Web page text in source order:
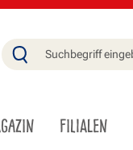
FILIALEN